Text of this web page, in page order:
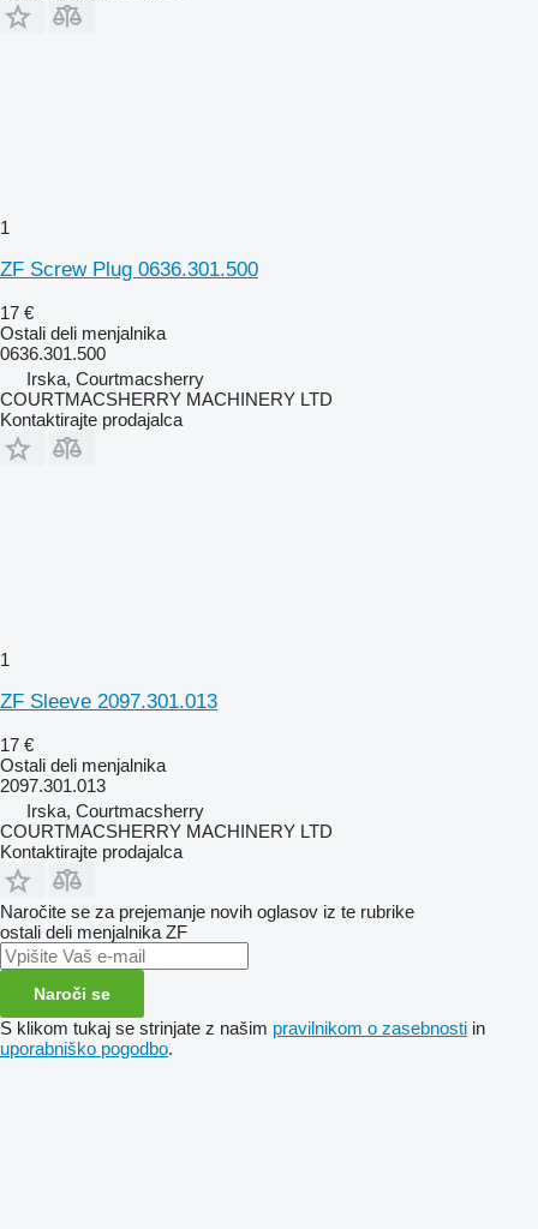
1
ZF Screw Plug 0636.301.500
17 €
Ostali deli menjalnika
0636.301.500
Irska, Courtmacsherry
COURTMACSHERRY MACHINERY LTD
Kontaktirajte prodajalca
1
ZF Sleeve 2097.301.013
17 €
Ostali deli menjalnika
2097.301.013
Irska, Courtmacsherry
COURTMACSHERRY MACHINERY LTD
Kontaktirajte prodajalca
Naročite se za prejemanje novih oglasov iz te rubrike
ostali deli menjalnika ZF
Naroči se
S klikom tukaj se strinjate z našim pravilnikom o zasebnosti in
uporabniško pogodbo.